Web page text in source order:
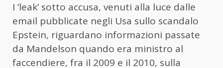
I ‘leak’ sotto accusa, venuti alla luce dalle
email pubblicate negli Usa sullo scandalo
Epstein, riguardano informazioni passate
da Mandelson quando era ministro al
faccendiere, fra il 2009 e il 2010, sulla